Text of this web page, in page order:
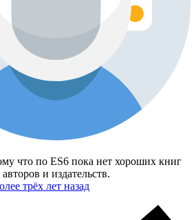
что по ES6 пока нет хороших книг
и издательств.
трёх лет назад